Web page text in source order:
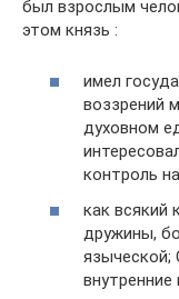
был взрослым
этом князь :
имел
воззрений
духовном
контроль
как всякий
дружины,
языческой;